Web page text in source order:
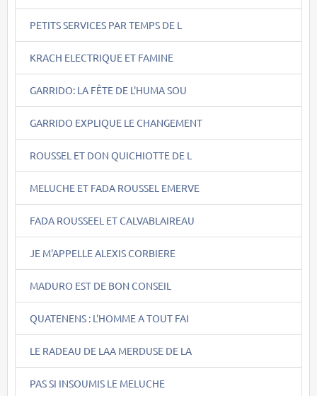
PETITS SERVICES PAR TEMPS DE L
KRACH ELECTRIQUE ET FAMINE
GARRIDO: LA FÊTE DE L'HUMA SOU
GARRIDO EXPLIQUE LE CHANGEMENT
ROUSSEL ET DON QUICHIOTTE DE L
MELUCHE ET FADA ROUSSEL EMERVE
FADA ROUSSEEL ET CALVABLAIREAU
JE M'APPELLE ALEXIS CORBIERE
MADURO EST DE BON CONSEIL
QUATENENS : L'HOMME A TOUT FAI
LE RADEAU DE LAA MERDUSE DE LA
PAS SI INSOUMIS LE MELUCHE